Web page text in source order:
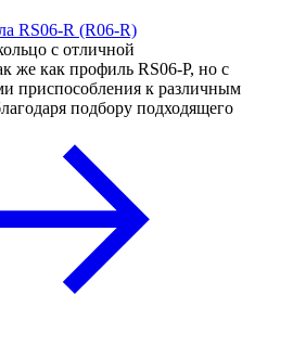
RS06-R (R06-R)
с отличной
же как профиль RS06-P, но с
приспособления к различным
подбору подходящего